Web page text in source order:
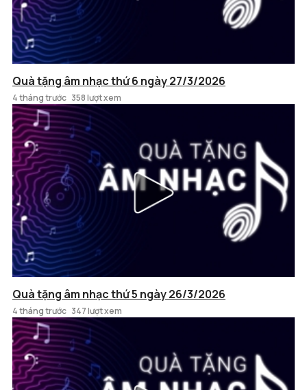
Quà tặng âm nhạc thứ 6 ngày 27/3/2026
4 tháng trước 358 lượt xem
Quà tặng âm nhạc thứ 5 ngày 26/3/2026
4 tháng trước 347 lượt xem